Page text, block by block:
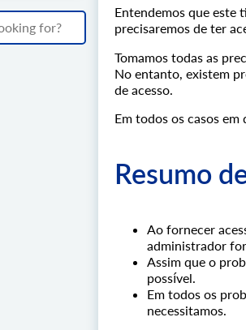
Entendemos que este
precisaremos de ter
Tomamos todas as
No entanto, existem
de acesso.
Em todos os casos
Resumo
Ao fornecer
administrador
Assim que o
possível.
Em todos os
necessitamos.